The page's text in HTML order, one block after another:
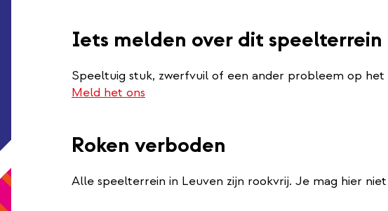
Iets melden over dit speelterrein
Speeltuig stuk, zwerfvuil of een ander probleem op het
Meld het ons
Roken verboden
Alle speelterrein in Leuven zijn rookvrij. Je mag hier